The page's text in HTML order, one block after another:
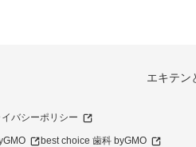
エキテン
イバシーポリシー
best choice 歯科 byGMO